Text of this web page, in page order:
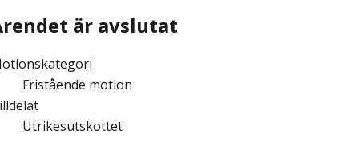
är avslutat
Fristående motion
Utrikesutskottet